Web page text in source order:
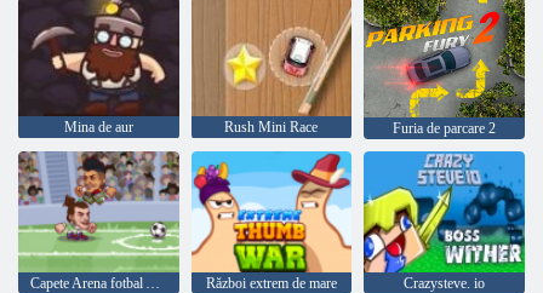
Mina de aur Rush Mini Race Furia de parcare 2
Capete Arena fotbal All Stars Război extrem de mare Crazysteve. io